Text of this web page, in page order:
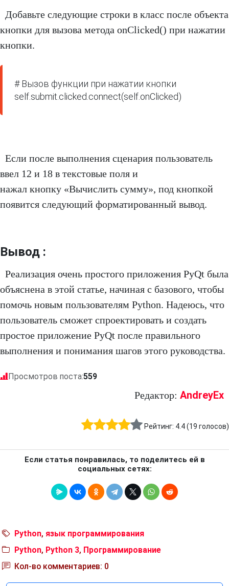
Добавьте следующие строки в класс после объекта
кнопки для вызова метода onClicked() при нажатии
кнопки.
# Вызов функции при нажатии кнопки
self.submit.clicked.connect(self.onClicked)
Если после выполнения сценария пользователь
ввел 12 и 18 в текстовые поля и
нажал кнопку «Вычислить сумму», под кнопкой
появится следующий форматированный вывод.
Вывод :
Реализация очень простого приложения PyQt была
объяснена в этой статье, начиная с базового, чтобы
помочь новым пользователям Python. Надеюсь, что
пользователь сможет спроектировать и создать
простое приложение PyQt после правильного
выполнения и понимания шагов этого руководства.
Просмотров поста:559
Редактор: AndreyEx
Рейтинг: 4.4(19 голосов)
Если статья понравилась, то поделитесь ей в
социальных сетях:
Python, язык программирования
Python, Python 3, Программирование
Кол-во комментариев: 0